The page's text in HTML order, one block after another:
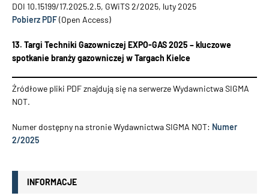
DOI 10.15199/17.2025.2.5, GWiTS 2/2025, luty 2025
Pobierz PDF(Open Access)
13. Targi Techniki Gazowniczej EXPO-GAS 2025 – kluczowe
spotkanie branży gazowniczej w Targach Kielce
Źródłowe pliki PDF znajdują się na serwerze Wydawnictwa SIGMA
NOT.
Numer dostępny na stronie Wydawnictwa SIGMA NOT: Numer
2/2025
INFORMACJE